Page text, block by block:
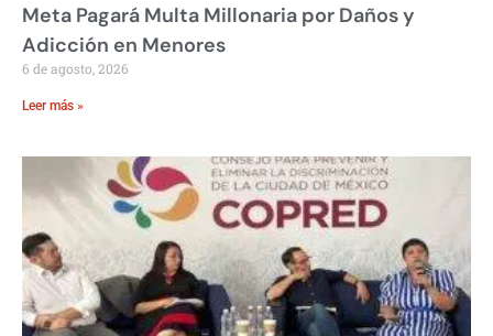
Meta Pagará Multa Millonaria por Daños y
Adicción en Menores
6 de agosto, 2026
Leer más »